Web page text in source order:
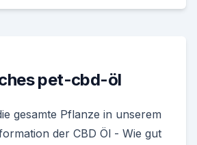
pet-cbd-öl
gesamte Pflanze in unserem
der CBD Öl - Wie gut